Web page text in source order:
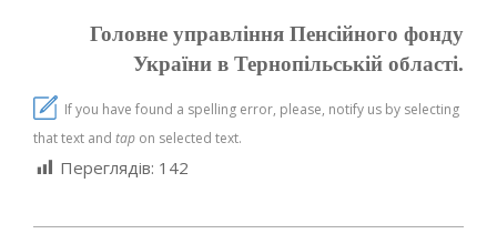
Головне управління Пенсійного фонду
України в Тернопільській області.
If you have found a spelling error, please, notify us by selecting
that text and tap on selected text.
Переглядів: 142